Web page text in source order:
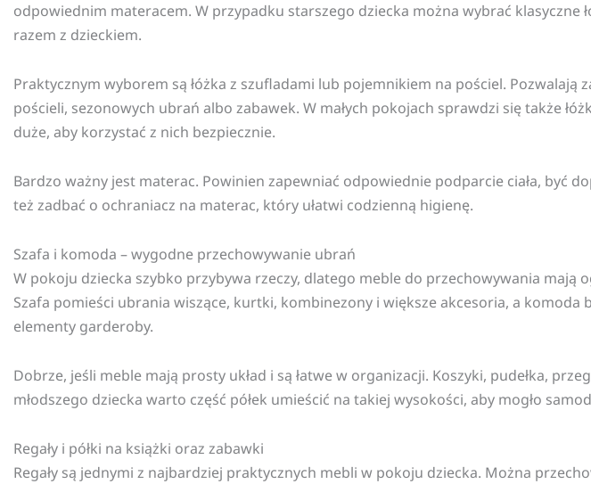
odpowiednim materacem. W przypadku starszego dziecka można wybrać klasyczne
razem z dzieckiem.
Praktycznym wyborem są łóżka z szufladami lub pojemnikiem na pościel. Pozwalają
pościeli, sezonowych ubrań albo zabawek. W małych pokojach sprawdzi się także
duże, aby korzystać z nich bezpiecznie.
Bardzo ważny jest materac. Powinien zapewniać odpowiednie podparcie ciała, być
też zadbać o ochraniacz na materac, który ułatwi codzienną higienę.
Szafa i komoda – wygodne przechowywanie ubrań
W pokoju dziecka szybko przybywa rzeczy, dlatego meble do przechowywania mają
Szafa pomieści ubrania wiszące, kurtki, kombinezony i większe akcesoria, a
elementy garderoby.
Dobrze, jeśli meble mają prosty układ i są łatwe w organizacji. Koszyki, pudełka,
młodszego dziecka warto część półek umieścić na takiej wysokości, aby mogło
Regały i półki na książki oraz zabawki
Regały są jednymi z najbardziej praktycznych mebli w pokoju dziecka. Można